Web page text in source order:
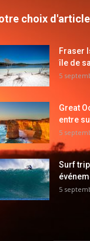
choix
Fraser
île de
5
Great
entre
5
Surf
5